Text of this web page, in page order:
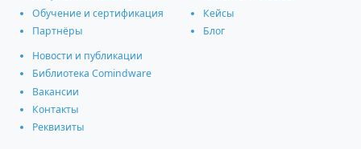
Обучение и сертификация
Партнёры
Кейсы
Блог
Новости и публикации
Библиотека Comindware
Вакансии
Контакты
Реквизиты